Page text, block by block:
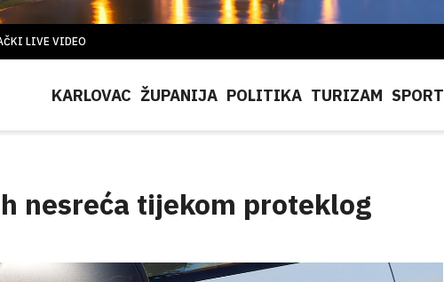
LIVE VIDEO
KARLOVAC ŽUPANIJA POLITIKA TURIZAM SPORT
nesreća tijekom proteklog